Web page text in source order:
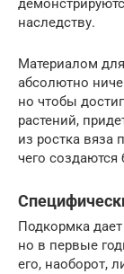
наследству.
Материалом
абсолютно
но чтобы
растений,
из ростка вяза
чего
Подкормка
но в первые
его, наоборот,